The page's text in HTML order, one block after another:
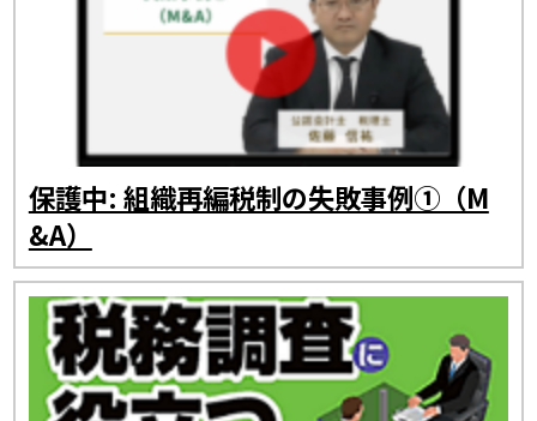
保護中: 組織再編税制の失敗事例①（M
&A）